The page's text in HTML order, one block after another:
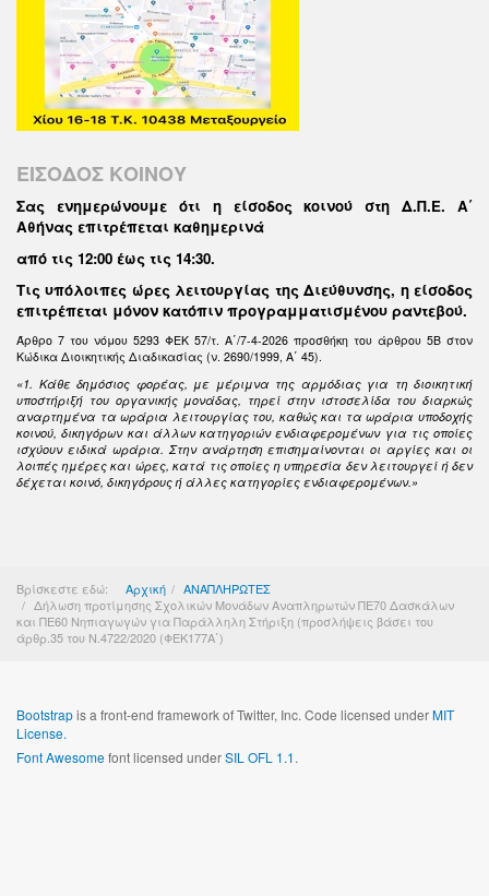
ΕΙΣΟΔΟΣ ΚΟΙΝΟΥ
Σας ενημερώνουμε ότι η είσοδος κοινού στη Δ.Π.Ε. Α΄
Αθήνας επιτρέπεται καθημερινά
από τις 12:00 έως τις 14:30.
Τις υπόλοιπες ώρες λειτουργίας της Διεύθυνσης, η είσοδος
επιτρέπεται μόνον κατόπιν προγραμματισμένου ραντεβού.
Άρθρο 7 του νόμου 5293 ΦΕΚ 57/τ. Α΄/7-4-2026 προσθήκη του άρθρου 5Β στον
Κώδικα Διοικητικής Διαδικασίας (ν. 2690/1999, Α΄ 45).
«1. Κάθε δημόσιος φορέας, με μέριμνα της αρμόδιας για τη διοικητική
υποστήριξή του οργανικής μονάδας, τηρεί στην ιστοσελίδα του διαρκώς
αναρτημένα τα ωράρια λειτουργίας του, καθώς και τα ωράρια υποδοχής
κοινού, δικηγόρων και άλλων κατηγοριών ενδιαφερομένων για τις οποίες
ισχύουν ειδικά ωράρια. Στην ανάρτηση επισημαίνονται οι αργίες και οι
λοιπές ημέρες και ώρες, κατά τις οποίες η υπηρεσία δεν λειτουργεί ή δεν
δέχεται κοινό, δικηγόρους ή άλλες κατηγορίες ενδιαφερομένων.»
Βρίσκεστε εδώ: Αρχική
ΑΝΑΠΛΗΡΩΤΕΣ
Δήλωση προτίμησης Σχολικών Μονάδων Αναπληρωτών ΠΕ70 Δασκάλων
και ΠΕ60 Νηπιαγωγών για Παράλληλη Στήριξη (προσλήψεις βάσει του
άρθρ.35 του Ν.4722/2020 (ΦΕΚ177Α΄)
Bootstrapis a front-end framework of Twitter, Inc. Code licensed underMIT
License.
Font Awesomefont licensed underSIL OFL 1.1.